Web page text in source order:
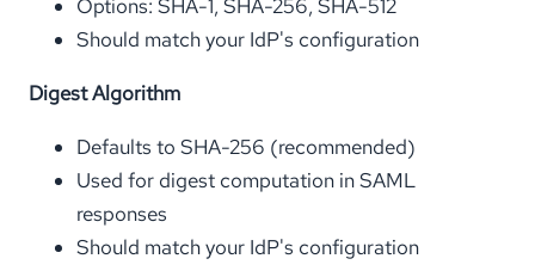
Options: SHA-1, SHA-256, SHA-512
Should match your IdP's configuration
Digest Algorithm
Defaults to SHA-256 (recommended)
Used for digest computation in SAML
responses
Should match your IdP's configuration